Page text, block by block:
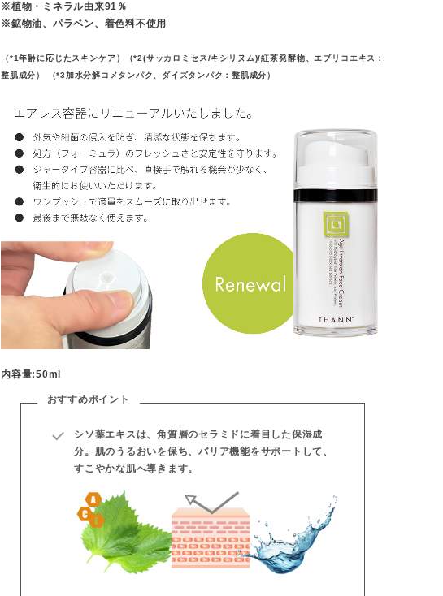
※植物・ミネラル由来91％
※鉱物油、パラベン、着色料不使用
（*1年齢に応じたスキンケア）（*2(サッカロミセス/キシリヌム)/紅茶発酵物、エブリコエキス：
整肌成分） （*3加水分解コメタンパク、ダイズタンパク：整肌成分）
内容量:50ml
おすすめポイント
シソ葉エキスは、角質層のセラミドに着目した保湿成
分。肌のうるおいを保ち、バリア機能をサポートして、
すこやかな肌へ導きます。